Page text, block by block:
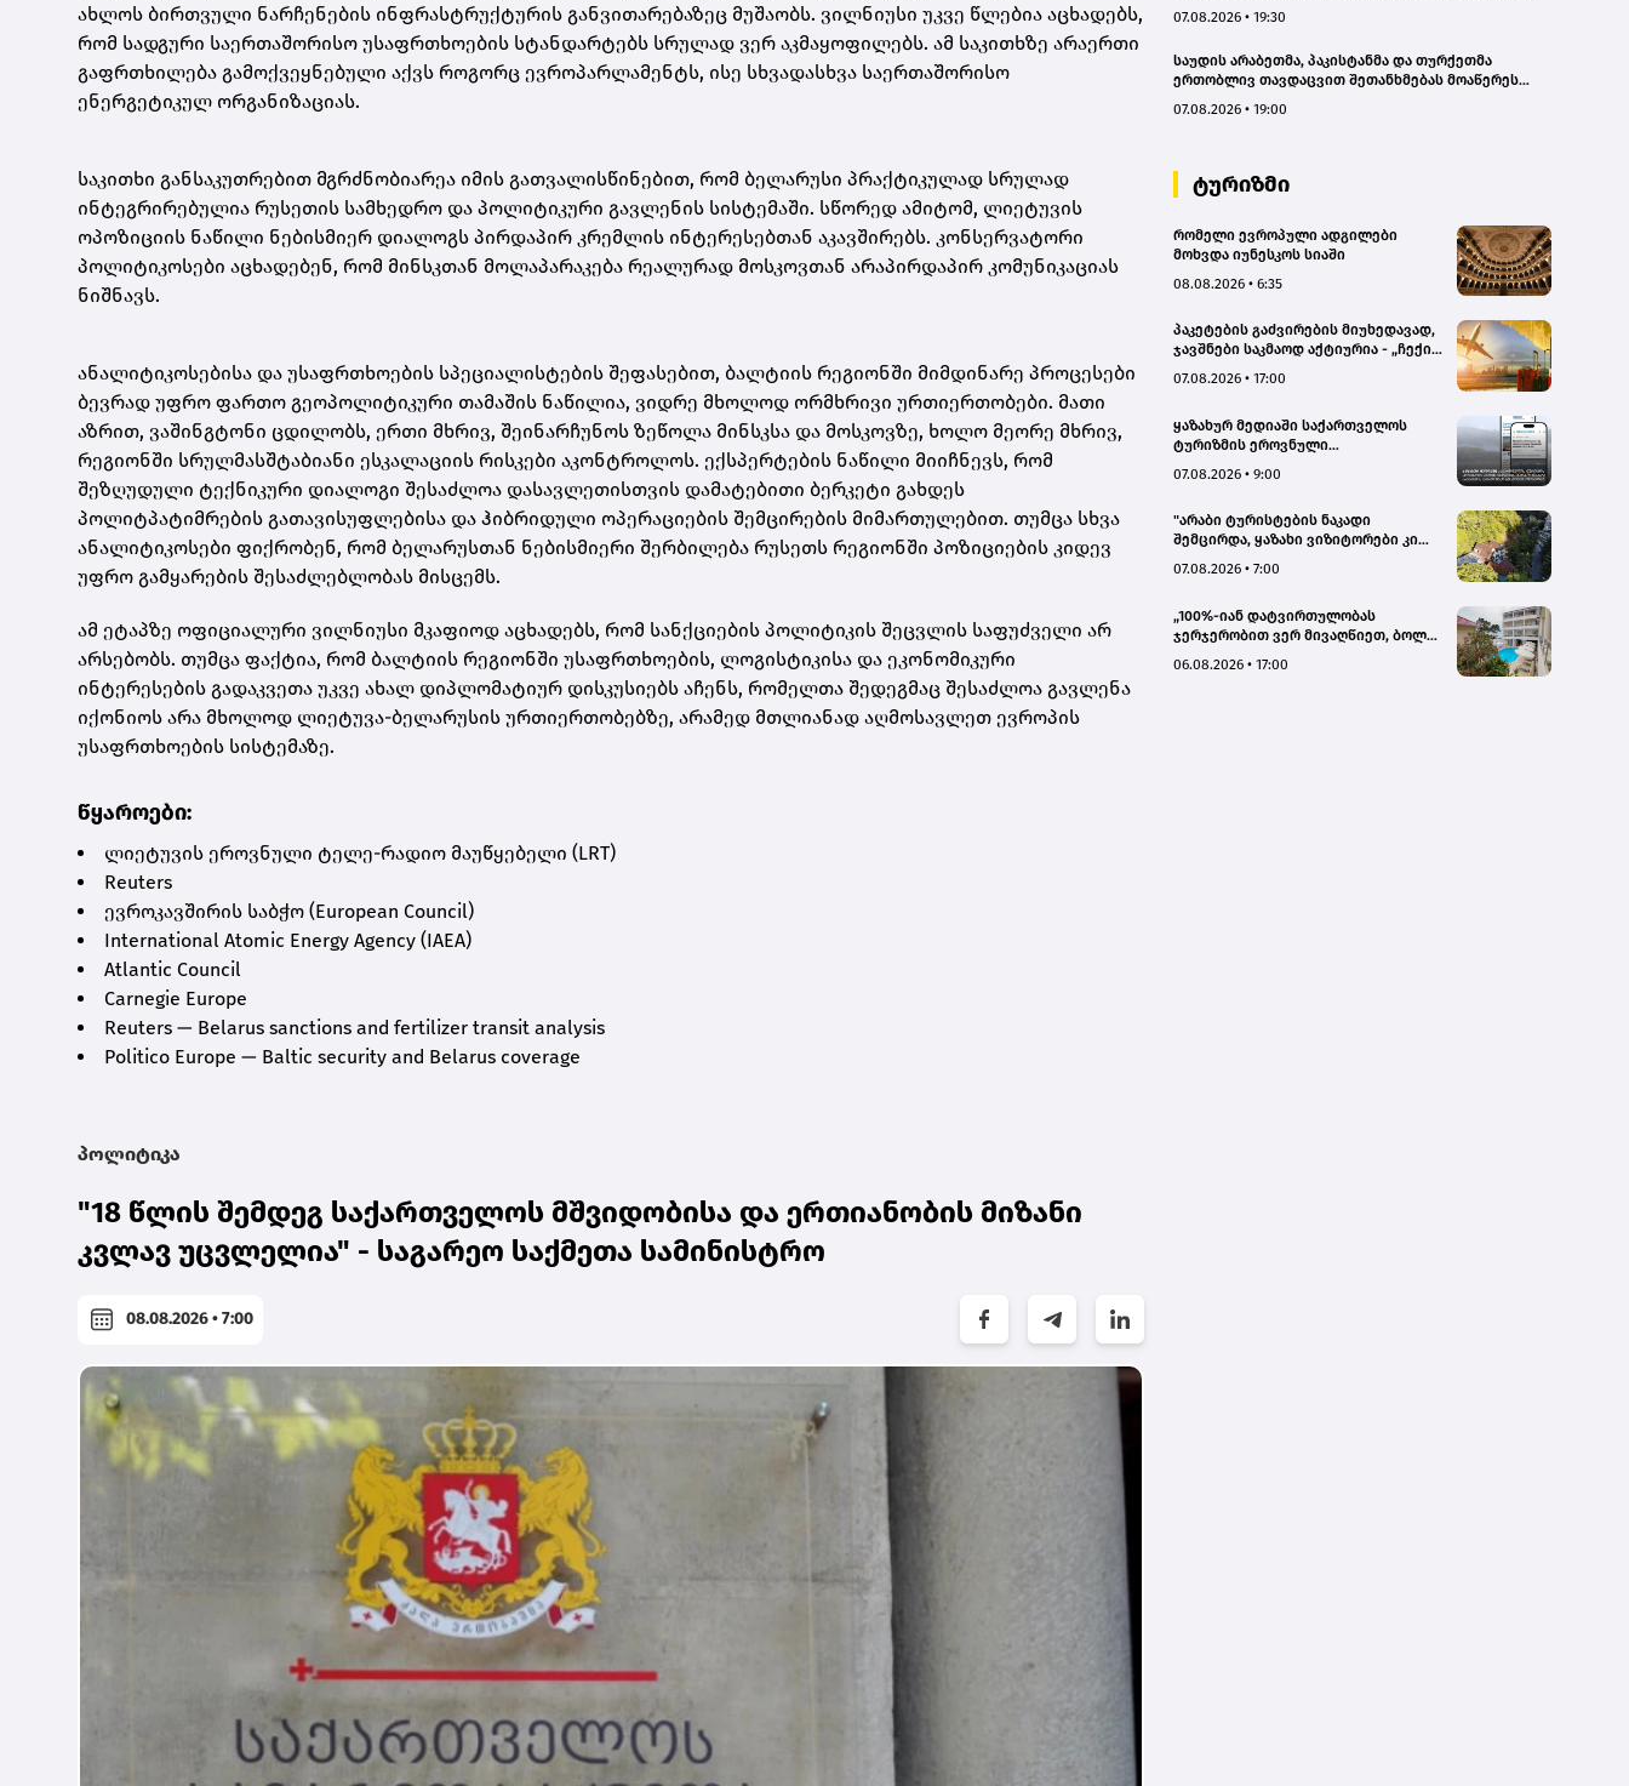
ახლოს ბირთვული ნარჩენების ინფრასტრუქტურის განვითარებაზეც მუშაობს. ვილნიუსი უკვე წლებია აცხადებს,
რომ სადგური საერთაშორისო უსაფრთხოების სტანდარტებს სრულად ვერ აკმაყოფილებს. ამ საკითხზე არაერთი
გაფრთხილება გამოქვეყნებული აქვს როგორც ევროპარლამენტს, ისე სხვადასხვა საერთაშორისო
ენერგეტიკულ ორგანიზაციას.
საკითხი განსაკუთრებით მგრძნობიარეა იმის გათვალისწინებით, რომ ბელარუსი პრაქტიკულად სრულად
ინტეგრირებულია რუსეთის სამხედრო და პოლიტიკური გავლენის სისტემაში. სწორედ ამიტომ, ლიეტუვის
ოპოზიციის ნაწილი ნებისმიერ დიალოგს პირდაპირ კრემლის ინტერესებთან აკავშირებს. კონსერვატორი
პოლიტიკოსები აცხადებენ, რომ მინსკთან მოლაპარაკება რეალურად მოსკოვთან არაპირდაპირ კომუნიკაციას
ნიშნავს.
ანალიტიკოსებისა და უსაფრთხოების სპეციალისტების შეფასებით, ბალტიის რეგიონში მიმდინარე პროცესები
ბევრად უფრო ფართო გეოპოლიტიკური თამაშის ნაწილია, ვიდრე მხოლოდ ორმხრივი ურთიერთობები. მათი
აზრით, ვაშინგტონი ცდილობს, ერთი მხრივ, შეინარჩუნოს ზეწოლა მინსკსა და მოსკოვზე, ხოლო მეორე მხრივ,
რეგიონში სრულმასშტაბიანი ესკალაციის რისკები აკონტროლოს. ექსპერტების ნაწილი მიიჩნევს, რომ
შეზღუდული ტექნიკური დიალოგი შესაძლოა დასავლეთისთვის დამატებითი ბერკეტი გახდეს
პოლიტპატიმრების გათავისუფლებისა და ჰიბრიდული ოპერაციების შემცირების მიმართულებით. თუმცა სხვა
ანალიტიკოსები ფიქრობენ, რომ ბელარუსთან ნებისმიერი შერბილება რუსეთს რეგიონში პოზიციების კიდევ
უფრო გამყარების შესაძლებლობას მისცემს.
ამ ეტაპზე ოფიციალური ვილნიუსი მკაფიოდ აცხადებს, რომ სანქციების პოლიტიკის შეცვლის საფუძველი არ
არსებობს. თუმცა ფაქტია, რომ ბალტიის რეგიონში უსაფრთხოების, ლოგისტიკისა და ეკონომიკური
ინტერესების გადაკვეთა უკვე ახალ დიპლომატიურ დისკუსიებს აჩენს, რომელთა შედეგმაც შესაძლოა გავლენა
იქონიოს არა მხოლოდ ლიეტუვა-ბელარუსის ურთიერთობებზე, არამედ მთლიანად აღმოსავლეთ ევროპის
უსაფრთხოების სისტემაზე.
წყაროები:
ლიეტუვის ეროვნული ტელე-რადიო მაუწყებელი (LRT)
Reuters
ევროკავშირის საბჭო (European Council)
International Atomic Energy Agency (IAEA)
Atlantic Council
Carnegie Europe
Reuters — Belarus sanctions and fertilizer transit analysis
Politico Europe — Baltic security and Belarus coverage
პოლიტიკა
"18 წლის შემდეგ საქართველოს მშვიდობისა და ერთიანობის მიზანი
კვლავ უცვლელია" - საგარეო საქმეთა სამინისტრო
08.08.2026 • 7:00
„გარდიანი“
07.08.2026 • 19:30
საუდის არაბეთმა, პაკისტანმა და თურქეთმა
ერთობლივ თავდაცვით შეთანხმებას მოაწერეს
07.08.2026 • 19:00
ტურიზმი
რომელი ევროპული ადგილები
მოხვდა იუნესკოს სიაში
08.08.2026 • 6:35
პაკეტების გაძვირების მიუხედავად,
ჯავშნები საკმაოდ აქტიურია - „ჩექინ
07.08.2026 • 17:00
ყაზახურ მედიაში საქართველოს
ტურიზმის ეროვნული
კამპანიის ფარგლებში სტატიები
07.08.2026 • 9:00
"არაბი ტურისტების ნაკადი
შემცირდა, ყაზახი ვიზიტორები კი
Hotel
07.08.2026 • 7:00
„100%-იან დატვირთულობას
ჯერჯერობით ვერ მივაღწიეთ, ბოლო
გაუქმდა“ - Kobuleti Beach Club
06.08.2026 • 17:00